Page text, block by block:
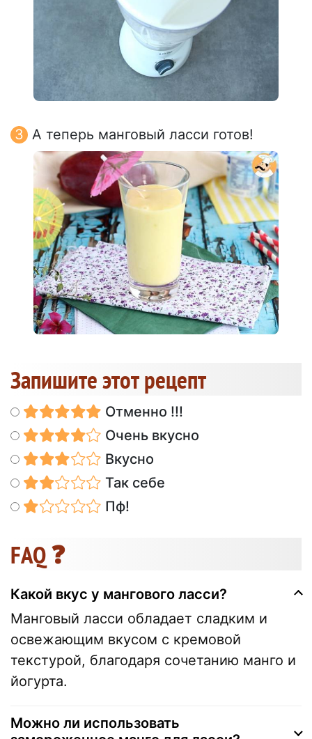
А теперь манговый ласси готов!
Запишите этот рецепт
Отменно !!!
Очень вкусно
Вкусно
Так себе
Пф!
FAQ ❓
Какой вкус у мангового ласси?
Манговый ласси обладает сладким и
освежающим вкусом с кремовой
текстурой, благодаря сочетанию манго и
йогурта.
Можно ли использовать